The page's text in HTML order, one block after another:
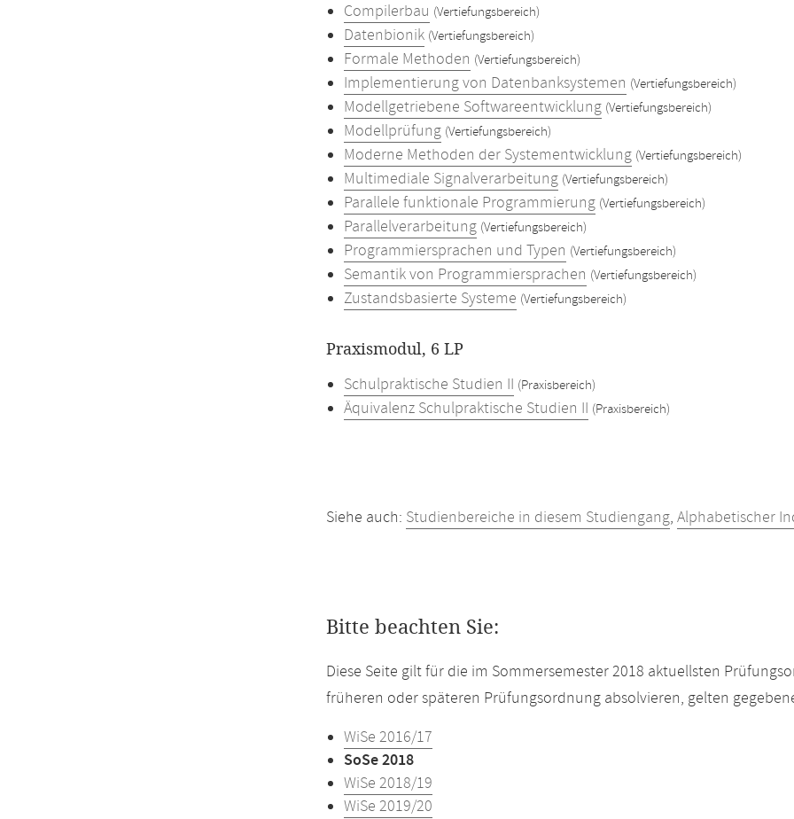
Compilerbau (Vertiefungsbereich)
Datenbionik (Vertiefungsbereich)
Formale Methoden (Vertiefungsbereich)
Implementierung von Datenbanksystemen (Vertiefungsbereich)
Modellgetriebene Softwareentwicklung (Vertiefungsbereich)
Modellprüfung (Vertiefungsbereich)
Moderne Methoden der Systementwicklung (Vertiefungsbereich)
Multimediale Signalverarbeitung (Vertiefungsbereich)
Parallele funktionale Programmierung (Vertiefungsbereich)
Parallelverarbeitung (Vertiefungsbereich)
Programmiersprachen und Typen (Vertiefungsbereich)
Semantik von Programmiersprachen (Vertiefungsbereich)
Zustandsbasierte Systeme (Vertiefungsbereich)
Praxismodul, 6 LP
Schulpraktische Studien II (Praxisbereich)
Äquivalenz Schulpraktische Studien II (Praxisbereich)
Siehe auch: Studienbereiche in diesem Studiengang, Alphabetischer
Bitte beachten Sie:
Diese Seite gilt für die im Sommersemester 2018 aktuellsten
früheren oder späteren Prüfungsordnung absolvieren, gelten
WiSe 2016/17
SoSe 2018
WiSe 2018/19
WiSe 2019/20